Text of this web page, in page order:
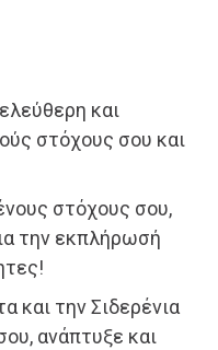
και
στόχους σου και
στόχους σου,
την εκπλήρωσή
και την Σιδερένια
ανάπτυξε και